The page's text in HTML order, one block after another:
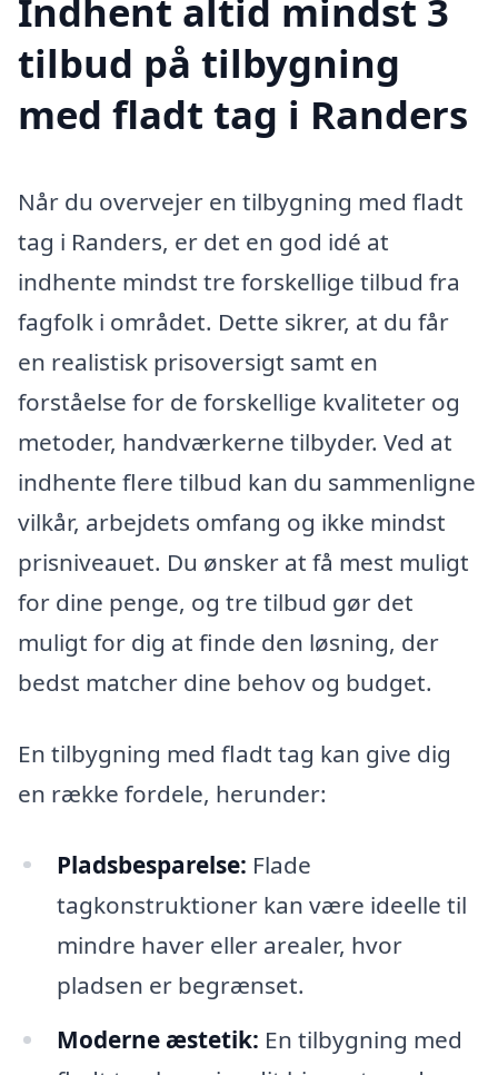
Indhent altid mindst 3
tilbud på tilbygning
med fladt tag i Randers
Når du overvejer en tilbygning med fladt
tag i Randers, er det en god idé at
indhente mindst tre forskellige tilbud fra
fagfolk i området. Dette sikrer, at du får
en realistisk prisoversigt samt en
forståelse for de forskellige kvaliteter og
metoder, handværkerne tilbyder. Ved at
indhente flere tilbud kan du sammenligne
vilkår, arbejdets omfang og ikke mindst
prisniveauet. Du ønsker at få mest muligt
for dine penge, og tre tilbud gør det
muligt for dig at finde den løsning, der
bedst matcher dine behov og budget.
En tilbygning med fladt tag kan give dig
en række fordele, herunder:
Pladsbesparelse: Flade
tagkonstruktioner kan være ideelle til
mindre haver eller arealer, hvor
pladsen er begrænset.
Moderne æstetik: En tilbygning med